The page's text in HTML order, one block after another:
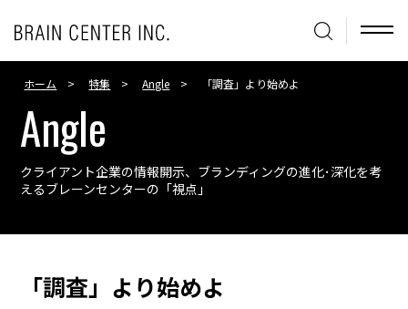
ホーム 特集 Angle 「調査」より始めよ
Angle
クライアント企業の情報開示、ブランディングの進化･深化を考
えるブレーンセンターの「視点」
「調査」より始めよ